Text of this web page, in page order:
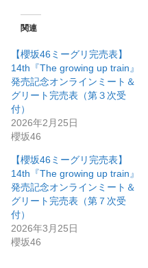
関連
【櫻坂46ミーグリ完売表】
14th『The growing up train』
発売記念オンラインミート＆
グリート完売表（第３次受
付）
2026年2月25日
櫻坂46
【櫻坂46ミーグリ完売表】
14th『The growing up train』
発売記念オンラインミート＆
グリート完売表（第７次受
付）
2026年3月25日
櫻坂46